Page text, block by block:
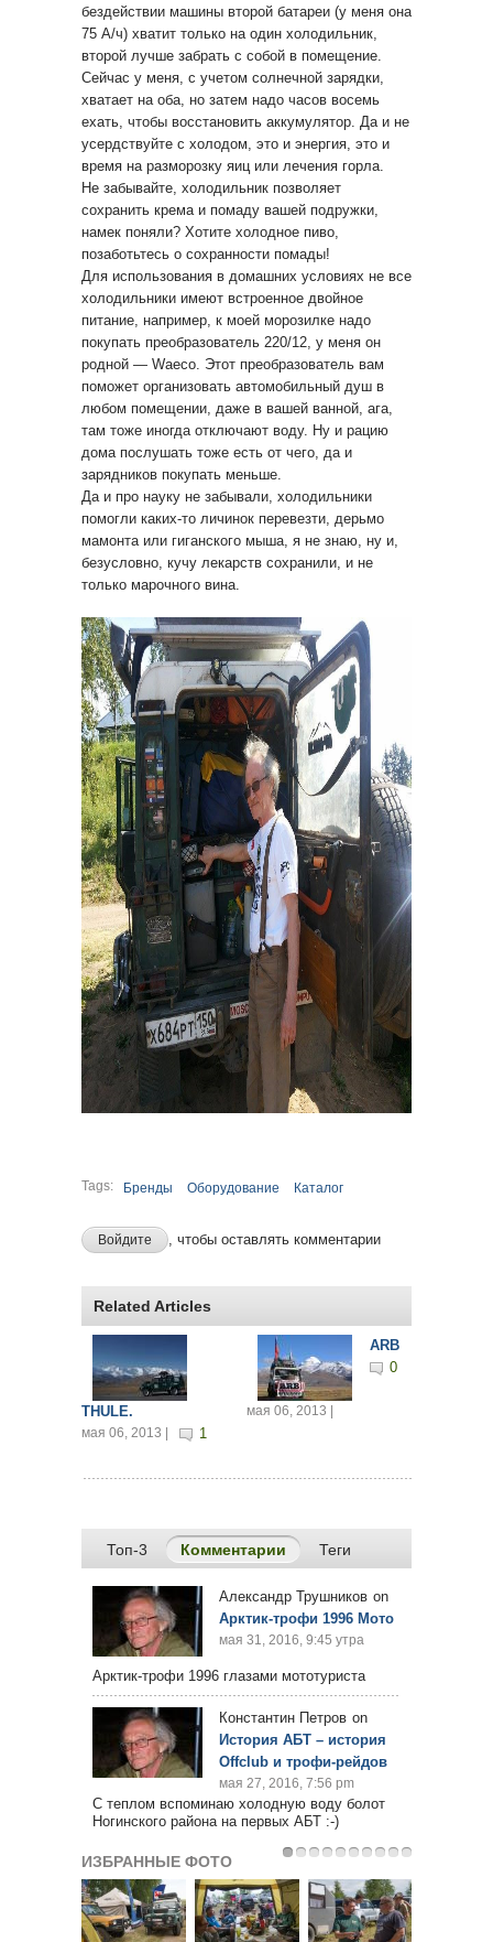
бездействии машины второй батареи (у меня она
75 А/ч) хватит только на один холодильник,
второй лучше забрать с собой в помещение.
Сейчас у меня, с учетом солнечной зарядки,
хватает на оба, но затем надо часов восемь
ехать, чтобы восстановить аккумулятор. Да и не
усердствуйте с холодом, это и энергия, это и
время на разморозку яиц или лечения горла.
Не забывайте, холодильник позволяет
сохранить крема и помаду вашей подружки,
намек поняли? Хотите холодное пиво,
позаботьтесь о сохранности помады!
Для использования в домашних условиях не все
холодильники имеют встроенное двойное
питание, например, к моей морозилке надо
покупать преобразователь 220/12, у меня он
родной — Waeco. Этот преобразователь вам
поможет организовать автомобильный душ в
любом помещении, даже в вашей ванной, ага,
там тоже иногда отключают воду. Ну и рацию
дома послушать тоже есть от чего, да и
зарядников покупать меньше.
Да и про науку не забывали, холодильники
помогли каких-то личинок перевезти, дерьмо
мамонта или гиганского мыша, я не знаю, ну и,
безусловно, кучу лекарств сохранили, и не
только марочного вина.
Tags: Бренды Оборудование Каталог
Войдите , чтобы оставлять комментарии
Related Articles
THULE.
мая 06, 2013 | 1
ARB
мая 06, 2013 |
0
Топ-3 Комментарии (активная вкладка)
Теги
Александр Трушников on
Арктик-трофи 1996 Мото
мая 31, 2016, 9:45 утра
Арктик-трофи 1996 глазами мототуриста
Константин Петров on
История АБТ – история
Offclub и трофи-рейдов
мая 27, 2016, 7:56 pm
С теплом вспоминаю холодную воду болот
Ногинского района на первых АБТ :-)
ИЗБРАННЫЕ ФОТО